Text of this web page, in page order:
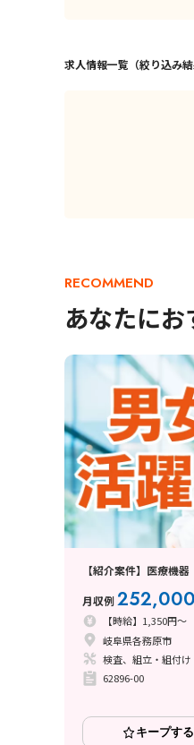
求人情報一覧（絞り込み結
RECOMMEND
あなたに
【紹介案件】医療機
月収例252,000
【時給】1,350円～
岐阜県各務原市
検査、組立・組付け
62896-00
キープする